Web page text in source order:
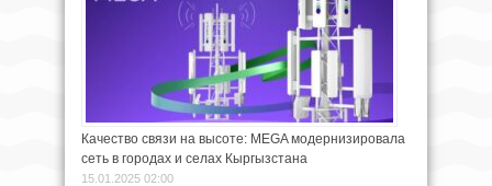
Качество связи на высоте: MEGA модернизировала
сеть в городах и селах Кыргызстана
15.01.2025 02:00